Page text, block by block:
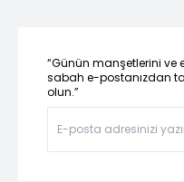
“Günün manşetlerini ve
sabah e-postanızdan
olun.”